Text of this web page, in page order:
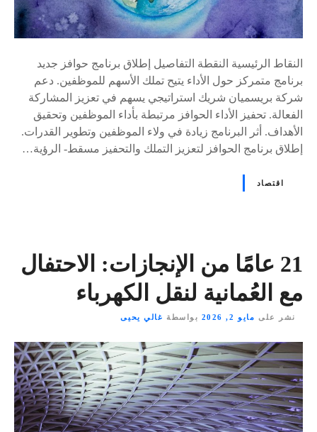
النقاط الرئيسية النقطة التفاصيل إطلاق برنامج حوافز جديد
برنامج متمركز حول الأداء يتيح تملك الأسهم للموظفين. دعم
شركة بريسميان شريك استراتيجي يسهم في تعزيز المشاركة
الفعالة. تحفيز الأداء الحوافز مرتبطة بأداء الموظفين وتحقيق
الأهداف. أثر البرنامج زيادة في ولاء الموظفين وتطوير القدرات.
إطلاق برنامج الحوافز لتعزيز التملك والتحفيز مسقط- الرؤية…
اقتصاد
21 عامًا من الإنجازات: الاحتفال
مع العُمانية لنقل الكهرباء
نشر على مايو 2, 2026 بواسطة غالي يحيى